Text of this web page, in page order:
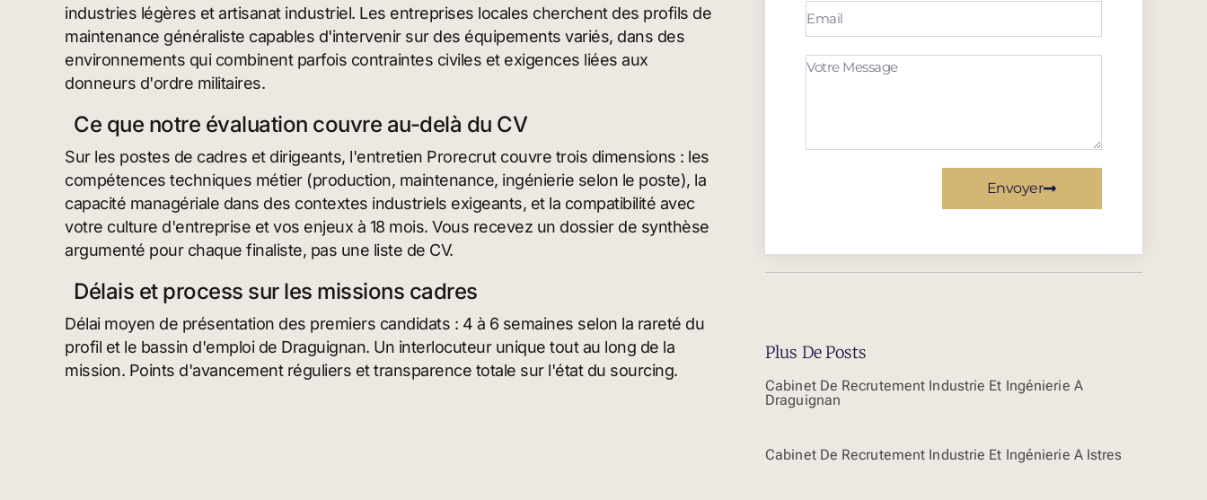
industries légères et artisanat industriel. Les entreprises locales cherchent des profils de
maintenance généraliste capables d'intervenir sur des équipements variés, dans des
environnements qui combinent parfois contraintes civiles et exigences liées aux
donneurs d'ordre militaires.
Ce que notre évaluation couvre au-delà du CV
Sur les postes de cadres et dirigeants, l'entretien Prorecrut couvre trois dimensions : les
compétences techniques métier (production, maintenance, ingénierie selon le poste), la
capacité managériale dans des contextes industriels exigeants, et la compatibilité avec
votre culture d'entreprise et vos enjeux à 18 mois. Vous recevez un dossier de synthèse
argumenté pour chaque finaliste, pas une liste de CV.
Délais et process sur les missions cadres
Délai moyen de présentation des premiers candidats : 4 à 6 semaines selon la rareté du
profil et le bassin d'emploi de Draguignan. Un interlocuteur unique tout au long de la
mission. Points d'avancement réguliers et transparence totale sur l'état du sourcing.
Envoyer
Plus De Posts
Cabinet De Recrutement Industrie Et Ingénierie À
Draguignan
Cabinet De Recrutement Industrie Et Ingénierie À Istres